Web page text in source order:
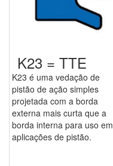
K23 = TTE
K23 é uma vedação de
pistão de ação simples
projetada com a borda
externa mais curta que a
borda interna para uso em
aplicações de pistão.